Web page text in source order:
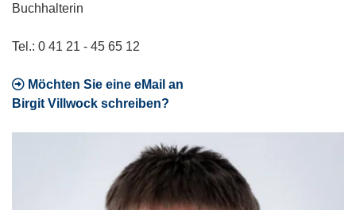
Buchhalterin
Tel.: 0 41 21 - 45 65 12
Möchten Sie eine eMail an
Birgit Villwock schreiben?